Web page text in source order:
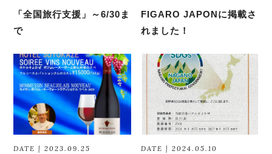
「全国旅行支援」～6/30ま
で
FIGARO JAPONに掲載さ
れました！
DATE | 2023.09.25 DATE | 2024.05.10